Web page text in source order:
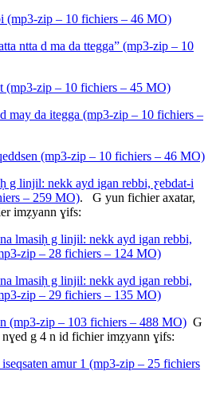
(mp3-zip – 10 fichiers – 46 MO)
ntta d ma da ttegga” (mp3-zip – 10
(mp3-zip – 10 fichiers – 45 MO)
may da itegga (mp3-zip – 10 fichiers –
(mp3-zip – 10 fichiers – 46 MO)
g linjil: nekk ayd igan rebbi, ƹebdat-i
– 259 MO). G yun fichier axatar,
imẓyann ɣifs:
lmasiḥ g linjil: nekk ayd igan rebbi,
zip – 28 fichiers – 124 MO)
lmasiḥ g linjil: nekk ayd igan rebbi,
zip – 29 fichiers – 135 MO)
(mp3-zip – 103 fichiers – 488 MO) G
g 4 n id fichier imẓyann ɣifs:
amur 1 (mp3-zip – 25 fichiers